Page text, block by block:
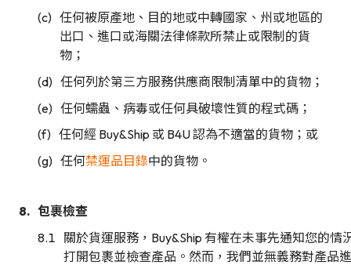
任何被原產地、目的地或中轉國家、州或地區的
出口、進口或海關法律條款所禁止或限制的貨
物；
任何列於第三方服務供應商限制清單中的貨物；
任何蠕蟲、病毒或任何具破壞性質的程式碼；
任何經 Buy&Ship 或 B4U 認為不適當的貨物；或
任何禁運品目錄中的貨物。
包裹檢查
關於貨運服務，Buy&Ship 有權在未事先通知您的情
打開包裹並檢查產品。然而，我們並無義務對產品